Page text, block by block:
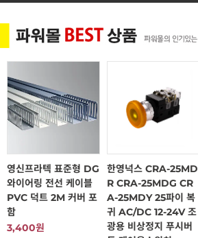
영신프라텍 표준형 DG
와이어링 전선 케이블
PVC 덕트 2M 커버 포
함
3,400원
한영넉스 CRA-25MD
R CRA-25MDG CR
A-25MDY 25파이 복
귀 AC/DC 12-24V 조
광용 비상정지 푸시버